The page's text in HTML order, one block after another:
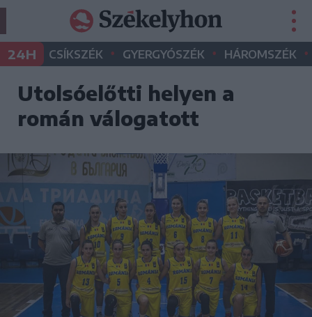
24H CSÍKSZÉK • GYERGYÓSZÉK • HÁROMSZÉK •
Utolsóelőtti helyen a
román válogatott